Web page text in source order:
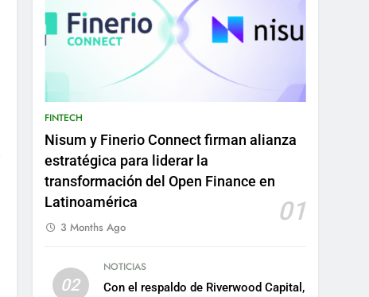
FINTECH
Nisum y Finerio Connect firman alianza
estratégica para liderar la
transformación del Open Finance en
Latinoamérica
01
3 Months Ago
02
NOTICIAS
Con el respaldo de Riverwood Capital,